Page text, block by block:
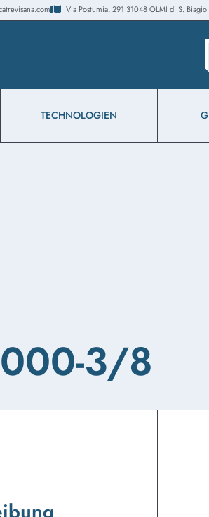
Via Postumia, 291 31048 OLMI di S.
TECHNOLOGIEN
3/8